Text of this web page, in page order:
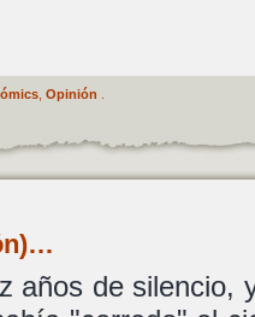
, Opinión
años de silencio,